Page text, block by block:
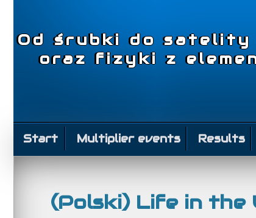
Od śrubki do satelity
oraz fizyki z
Start Multiplier events Results
(Polski) Life in the